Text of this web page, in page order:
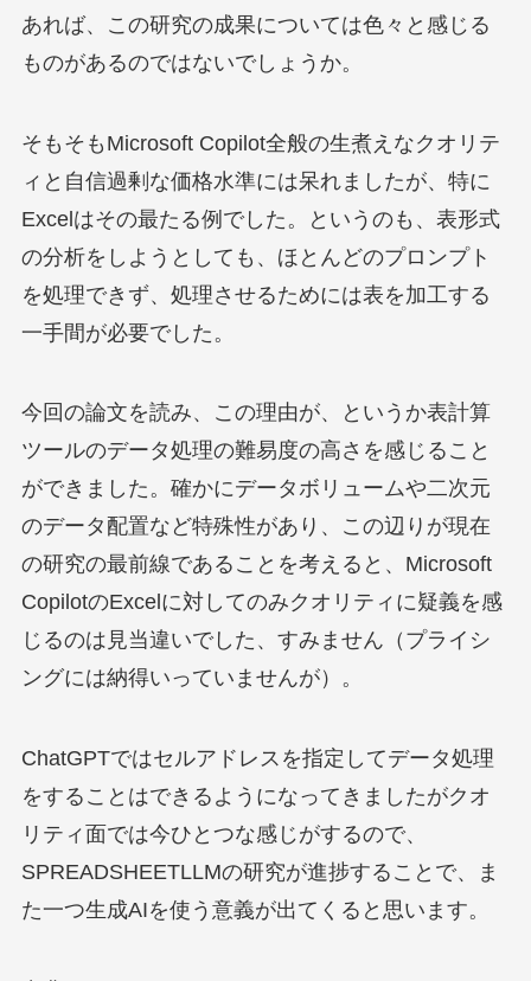
あれば、この研究の成果については色々と感じる
ものがあるのではないでしょうか。
そもそもMicrosoft Copilot全般の生煮えなクオリテ
ィと自信過剰な価格水準には呆れましたが、特に
Excelはその最たる例でした。というのも、表形式
の分析をしようとしても、ほとんどのプロンプト
を処理できず、処理させるためには表を加工する
一手間が必要でした。
今回の論文を読み、この理由が、というか表計算
ツールのデータ処理の難易度の高さを感じること
ができました。確かにデータボリュームや二次元
のデータ配置など特殊性があり、この辺りが現在
の研究の最前線であることを考えると、Microsoft
CopilotのExcelに対してのみクオリティに疑義を感
じるのは見当違いでした、すみません（プライシ
ングには納得いっていませんが）。
ChatGPTではセルアドレスを指定してデータ処理
をすることはできるようになってきましたがクオ
リティ面では今ひとつな感じがするので、
SPREADSHEETLLMの研究が進捗することで、ま
た一つ生成AIを使う意義が出てくると思います。